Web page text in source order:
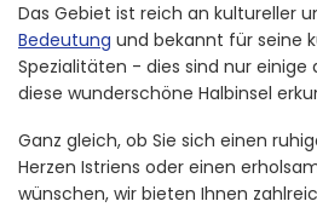
Das Gebiet ist reich an kultureller
Bedeutung und bekannt für seine
Spezialitäten - dies sind nur einige
diese wunderschöne Halbinsel
Ganz gleich, ob Sie sich einen
Herzen Istriens oder einen
wünschen, wir bieten Ihnen